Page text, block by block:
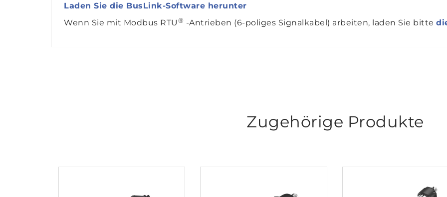
Laden Sie die BusLink-Software herunter
Wenn Sie mit Modbus RTU® -Antrieben (6-poliges Signalkabel) arbeiten, laden Sie bitte
Zugehörige Produkte